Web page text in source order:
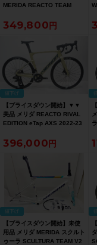
MERIDA REACTO TEAM
ドバイク用フレームセット XS
サイズ TEAL/PEARL（サイク
ルパラダイス山口より配送)
【お買い得SALE】
349,800
値下げ
【プライスダウン開始】▼▼
美品 メリダ REACTO RIVAL
EDITION eTap AXS 2022-23
50(XS)サイズ 2×12速 シルク
シャンパン【お買い得SALE】
396,000
値下げ
【プライスダウン開始】未使
用品 メリダ MERIDA スクルト
ゥーラ SCULTURA TEAM V2